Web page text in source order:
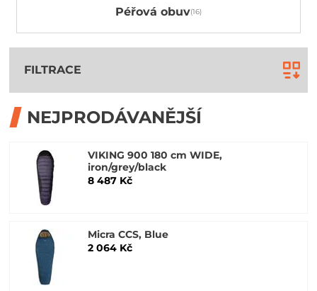
Péřová obuv
FILTRACE
NEJPRODÁVANĚJŠÍ
VIKING 900 180 cm WIDE,
iron/grey/black
8 487 Kč
Micra CCS, Blue
2 064 Kč